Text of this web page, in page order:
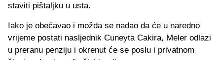
staviti pištaljku u usta.
Iako je obećavao i možda se nadao da će u naredno
vrijeme postati nasljednik Cuneyta Cakira, Meler odlazi
u preranu penziju i okrenut će se poslu i privatnom